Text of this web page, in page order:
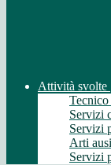
Attività svolte
Servizi
Servizi
Arti
Servizi